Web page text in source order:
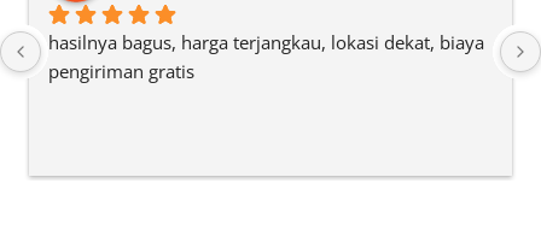
hasilnya bagus, harga terjangkau, lokasi dekat, biaya
pengiriman gratis